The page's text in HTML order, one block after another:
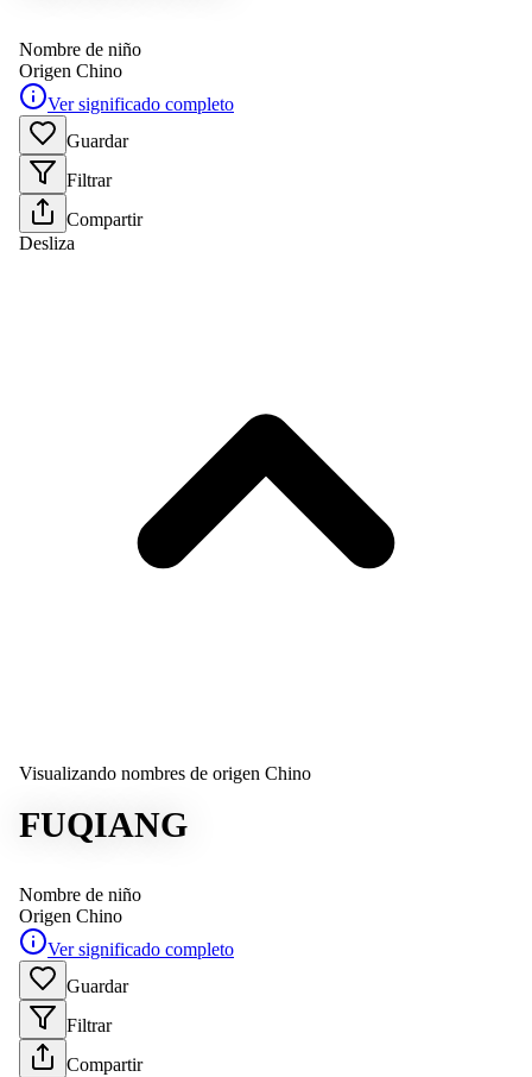
Nombre de niño
Origen Chino
Ver significado completo
Guardar
Filtrar
Compartir
Desliza
Visualizando nombres de origen Chino
FUQIANG
Nombre de niño
Origen Chino
Ver significado completo
Guardar
Filtrar
Compartir